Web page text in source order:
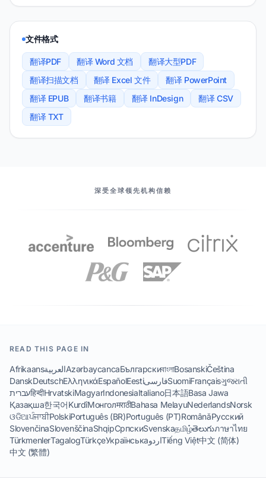
文件格式
翻译PDF 翻译 Word 文档
翻译大型PDF
翻译扫描文档
翻译 Excel 文件
翻译 PowerPoint
翻译 EPUB
翻译书籍 翻译 InDesign
翻译 CSV
翻译 TXT
深受全球领先机构信赖
READ THIS PAGE IN
AfrikaansالعربيةAzərbaycancaБългарскиবাংলাBosanskiČeština
DanskDeutschΕλληνικάEspañolEestiفارسیSuomiFrançaisગુજરાતી
עבריתहिन्दीHrvatskiMagyarIndonesiaItaliano日本語Basa Jawa
Қазақша한국어KurdîМонголमराठीBahasa MelayuNederlandsNorsk
ଓଡିଆਪੰਜਾਬੀPolskiPortuguês (BR)Português (PT)RomânăРусский
SlovenčinaSlovenščinaShqipСрпскиSvenskaதமிழ்తెలుగుภาษาไทย
TürkmenlerTagalogTürkçeУкраїнськаاردوTiếng Việt中文 (简体)
中文 (繁體)